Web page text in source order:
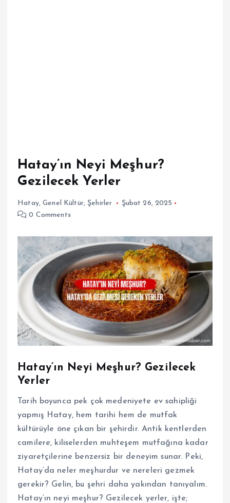
Hatay’ın Neyi Meşhur?
Gezilecek Yerler
Hatay,Genel Kültür, Şehirler
Şubat 26, 2025
0 Comments
Hatay’ın Neyi Meşhur? Gezilecek
Yerler
Tarih boyunca pek çok medeniyete ev sahipliği
yapmış Hatay, hem tarihi hem de mutfak
kültürüyle öne çıkan bir şehirdir. Antik kentlerden
camilere, kiliselerden muhteşem mutfağına kadar
ziyaretçilerine benzersiz bir deneyim sunar. Peki,
Hatay’da neler meşhurdur ve nereleri gezmek
gerekir? Gelin, bu şehri daha yakından tanıyalım.
Hatay’ın neyi meşhur? Gezilecek yerler, işte;